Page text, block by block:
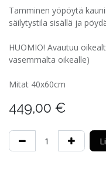
Tamminen yöpöytä
säilytystila sisällä ja
HUOMIO! Avautuu
vasemmalta oikealle)
Mitat 40x60cm
449,00 €